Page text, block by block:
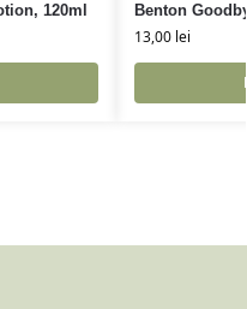
120ml Benton
13,00 lei